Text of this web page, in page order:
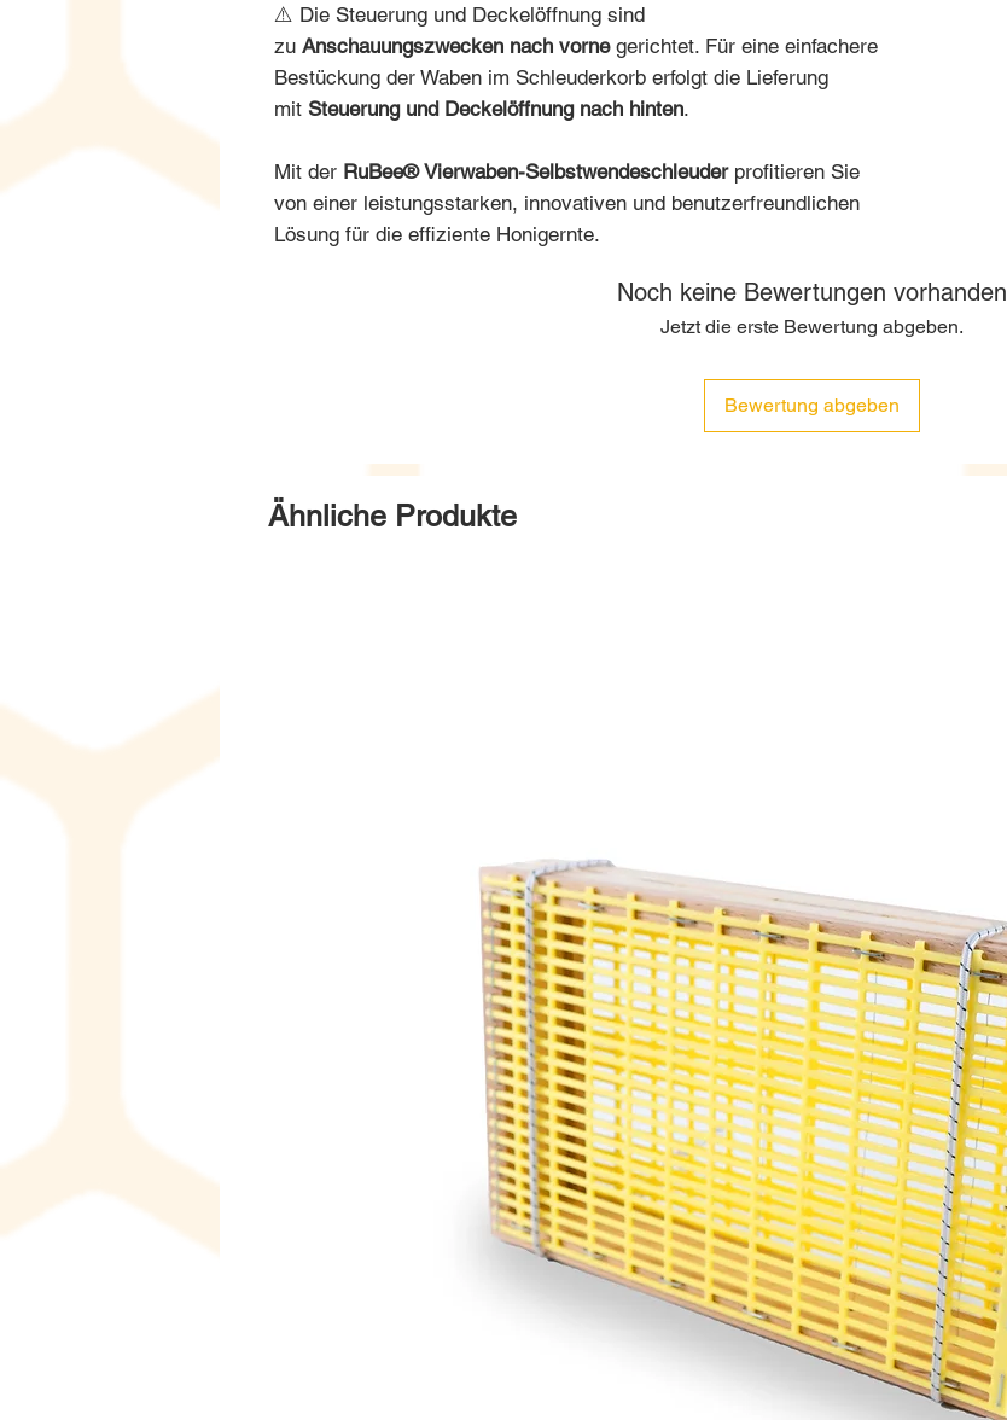
⚠️ Die Steuerung und Deckelöffnung sind
zu Anschauungszwecken nach vornegerichtet. Für eine einfachere
Bestückung der Waben im Schleuderkorb erfolgt die Lieferung
mit Steuerung und Deckelöffnung nach hinten.
Mit der RuBee® Vierwaben-Selbstwendeschleuderprofitieren Sie
von einer leistungsstarken, innovativen und benutzerfreundlichen
Lösung für die effiziente Honigernte.
Noch keine Bewertungen vorhanden
Jetzt die erste Bewertung abgeben.
Bewertung abgeben
Ähnliche Produkte